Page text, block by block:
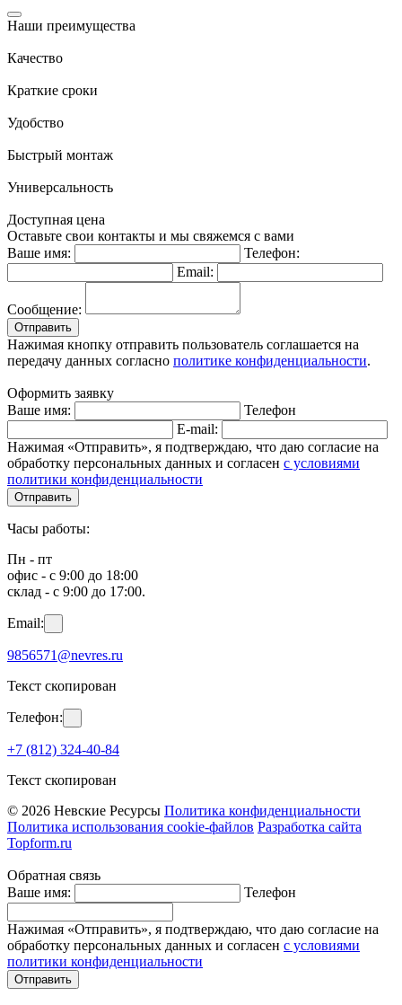
Наши преимущества
Качество
Краткие сроки
Удобство
Быстрый монтаж
Универсальность
Доступная цена
Оставьте свои контакты и мы свяжемся с вами
Ваше имя:
Телефон:
Email:
Сообщение:
Отправить
Нажимая кнопку отправить пользователь соглашается на
передачу данных согласно политике конфиденциальности.
Оформить заявку
Ваше имя:
Телефон
E-mail:
Нажимая «Отправить», я подтверждаю, что даю согласие на
обработку персональных данных и согласен с условиями
политики конфиденциальности
Отправить
Часы работы:
Пн - пт
офис - с 9:00 до 18:00
склад - с 9:00 до 17:00.
Email:
9856571@nevres.ru
Текст скопирован
Телефон:
+7 (812) 324-40-84
Текст скопирован
© 2026 Невские Ресурсы Политика конфиденциальности
Политика использования cookie-файлов Разработка сайта
Topform.ru
Обратная связь
Ваше имя:
Телефон
Нажимая «Отправить», я подтверждаю, что даю согласие на
обработку персональных данных и согласен с условиями
политики конфиденциальности
Отправить